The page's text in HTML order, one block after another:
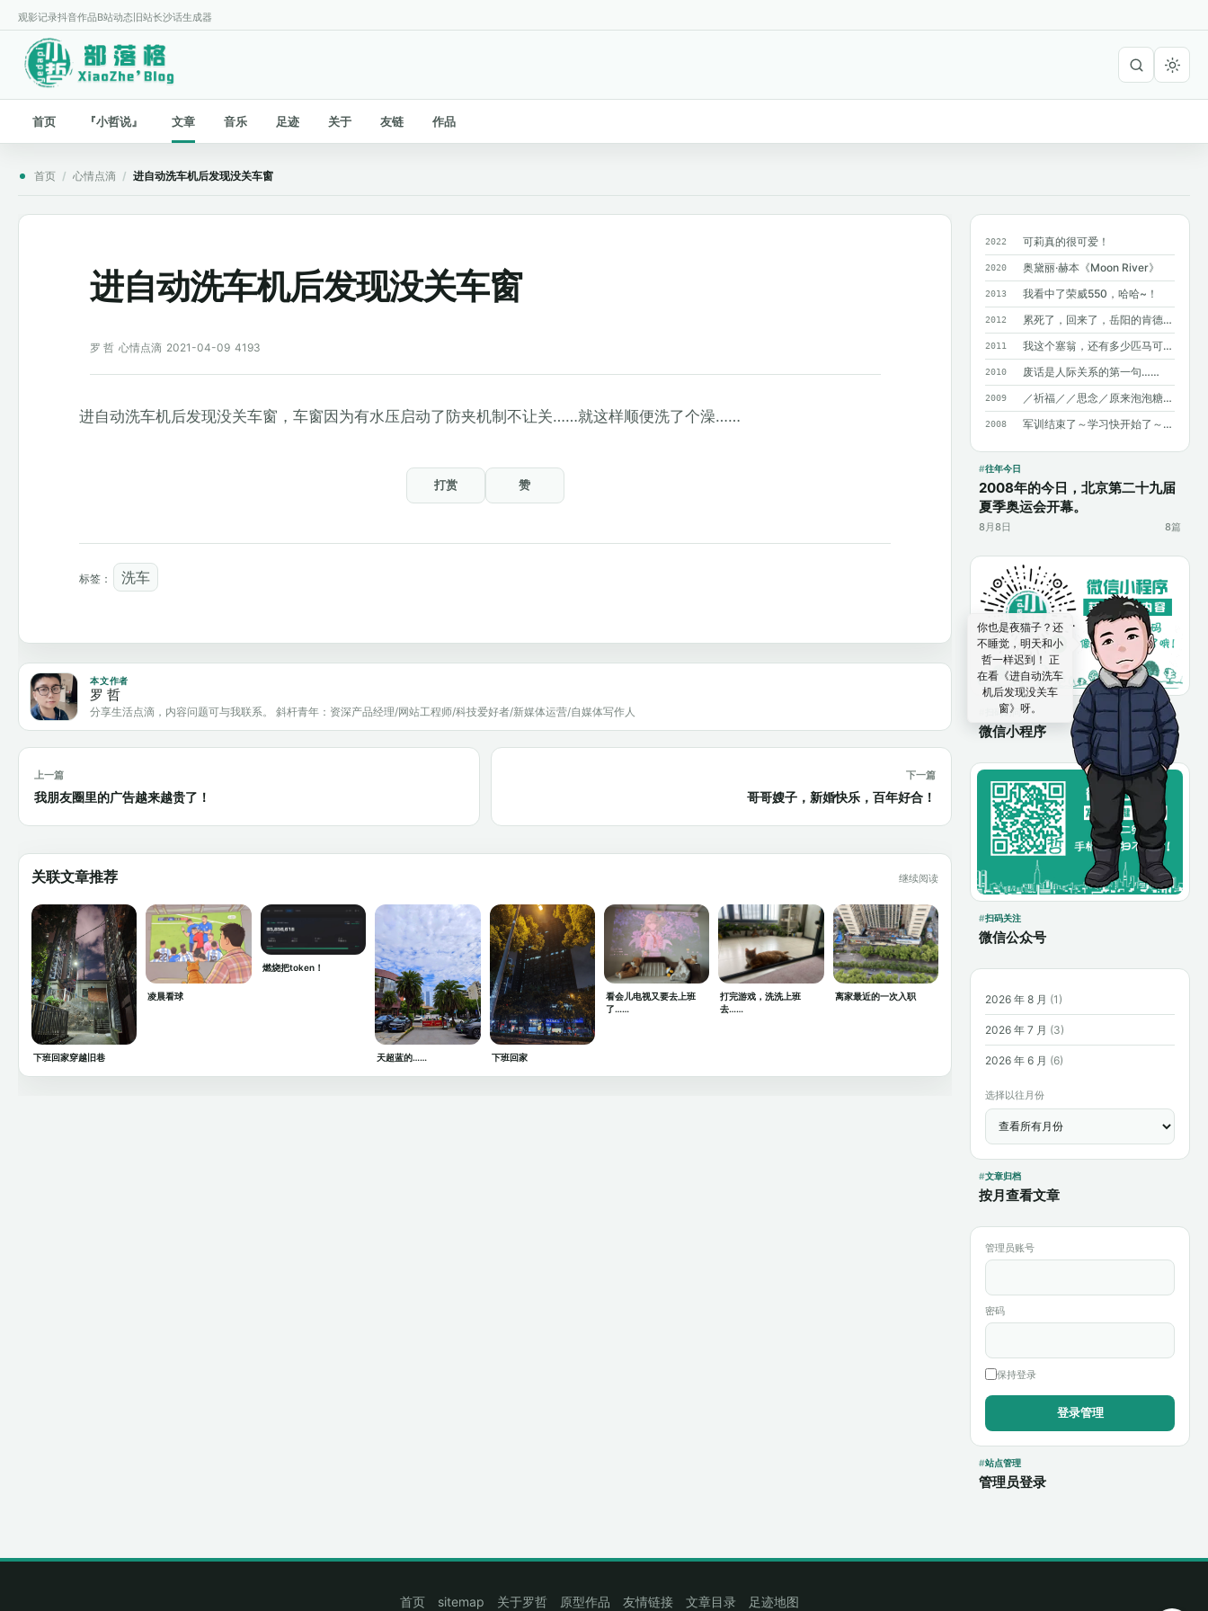
观影记录抖音作品B站动态 旧站长沙话生成器
首页 『小哲说』 文章 音乐 足迹 关于 友链 作品
首页 / 心情点滴 / 进自动洗车机后发现没关车窗
2022 可莉真的很可爱！
2020 奥黛丽·赫本《Moon River》
2013 我看中了荣威550，哈哈~！
2012 累死了，回来了，岳阳的肯德基附近没有麦...
2011 我这个塞翁，还有多少匹马可以丢掉呢？
2010 废话是人际关系的第一句……
2009 ／祈福／／思念／原来泡泡糖不能吞呀~
2008 军训结束了～学习快开始了～加油～加油～
往年今日
2008年的今日，北京第二十九届
夏季奥运会开幕。
8月8日 8篇
扫码访问
微信小程序
扫码关注
微信公众号
2026 年 8 月 (1)
2026 年 7 月 (3)
2026 年 6 月 (6)
选择以往月份
文章归档
按月查看文章
管理员账号
密码
保持登录
站点管理
管理员登录
进自动洗车机后发现没关车窗
罗 哲 心情点滴 2021-04-09 4193
进自动洗车机后发现没关车窗，车窗因为有水压启动了防夹机制不让关……就这样顺便洗了个澡……
打赏 赞
标签： 洗车
本文作者
罗 哲
分享生活点滴，内容问题可与我联系。 斜杆青年：资深产品经理/网站工程师/科技爱好者/新媒体运营/自媒体写作人
上一篇
我朋友圈里的广告越来越贵了！
下一篇
哥哥嫂子，新婚快乐，百年好合！
关联文章推荐 继续阅读
下班回家穿越旧巷
凌晨看球
燃烧把token！
天超蓝的…… 下班回家
看会儿电视又要去上班
了……
打完游戏，洗洗上班
去……
离家最近的一次入职
首页 sitemap 关于罗哲 原型作品 友情链接 文章目录 足迹地图
你也是夜猫子？还
不睡觉，明天和小
哲一样迟到！ 正
在看《进自动洗车
机后发现没关车
窗》呀。